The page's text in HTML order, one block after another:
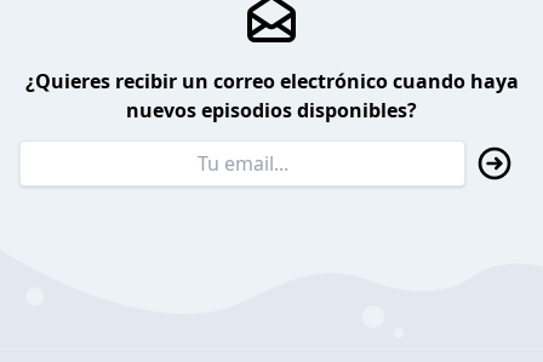
¿Quieres recibir un correo electrónico cuando haya
nuevos episodios disponibles?